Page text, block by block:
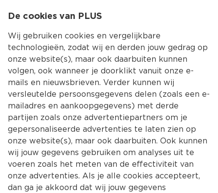
Kies jouw
Terug Producten
De cookies van PLUS
Wij gebruiken cookies en vergelijkbare
technologieën, zodat wij en derden jouw gedrag op
onze website(s), maar ook daarbuiten kunnen
volgen, ook wanneer je doorklikt vanuit onze e-
mails en nieuwsbrieven. Verder kunnen wij
versleutelde persoonsgegevens delen (zoals een e-
mailadres en aankoopgegevens) met derde
partijen zoals onze advertentiepartners om je
gepersonaliseerde advertenties te laten zien op
onze website(s), maar ook daarbuiten. Ook kunnen
wij jouw gegevens gebruiken om analyses uit te
voeren zoals het meten van de effectiviteit van
onze advertenties. Als je alle cookies accepteert,
dan ga je akkoord dat wij jouw gegevens